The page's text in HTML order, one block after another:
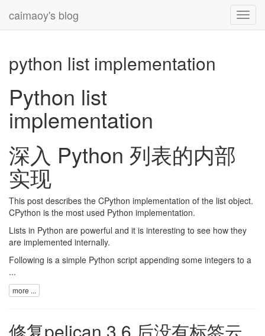
caimaoy's blog
python list implementation
Python list
implementation
深入 Python 列表的内部
实现
This post describes the CPython implementation of the list object.
CPython is the most used Python implementation.
Lists in Python are powerful and it is interesting to see how they
are implemented internally.
Following is a simple Python script appending some integers to a
...
more ...